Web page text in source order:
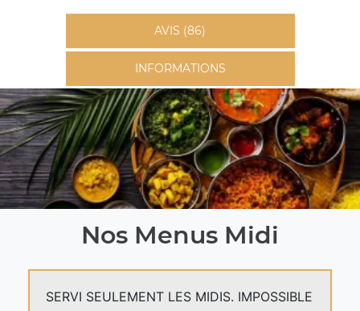
AVIS (86)
INFORMATIONS
Nos Menus Midi
SERVI SEULEMENT LES MIDIS. IMPOSSIBLE